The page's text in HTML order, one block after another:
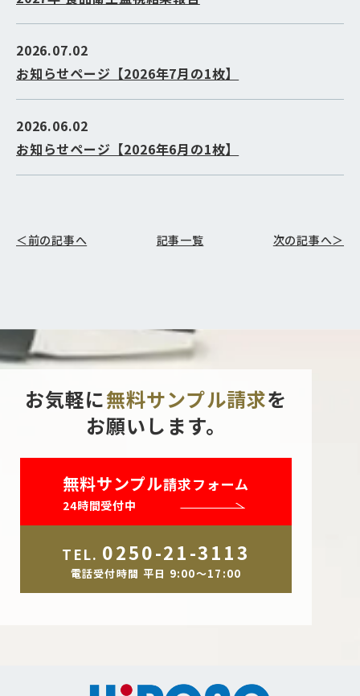
2026.07.02
お知らせページ【2026年7月の1枚】
2026.06.02
お知らせページ【2026年6月の1枚】
＜前の記事へ 記事一覧 次の記事へ＞
お気軽に無料サンプル請求を
お願いします。
無料サンプル請求フォーム
24時間受付中
TEL. 0250-21-3113
電話受付時間 平日 9:00～17:00